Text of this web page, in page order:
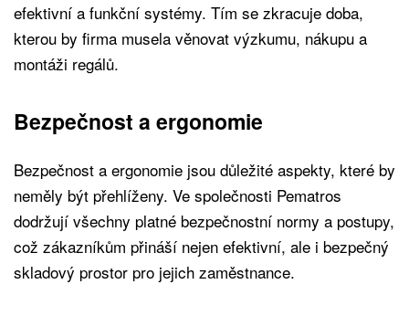
efektivní a funkční systémy. Tím se zkracuje doba,
kterou by firma musela věnovat výzkumu, nákupu a
montáži regálů.
Bezpečnost a ergonomie
Bezpečnost a ergonomie jsou důležité aspekty, které by
neměly být přehlíženy. Ve společnosti Pematros
dodržují všechny platné bezpečnostní normy a postupy,
což zákazníkům přináší nejen efektivní, ale i bezpečný
skladový prostor pro jejich zaměstnance.